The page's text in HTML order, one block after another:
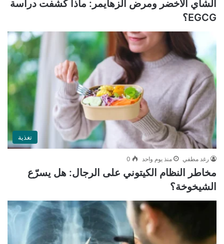
الشاي الأخضر ومرض ألزهايمر: ماذا كشفت دراسة
EGCG؟
تغذية
رغد مطفي منذ يوم واحد 0
مخاطر النظام الكيتوني على الرجال: هل يسرّع
الشيخوخة؟